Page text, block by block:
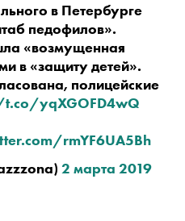
в Петербурге
педофилов».
«возмущенная
в «защиту детей».
полицейские
yqXGOFD4wQ
rmYF6UA5Bh
2 марта 2019